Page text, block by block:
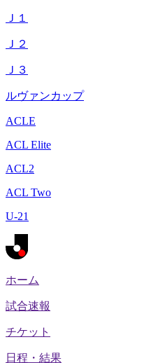
Ｊ１
Ｊ２
Ｊ３
ルヴァンカップ
ACLE
ACL Elite
ACL2
ACL Two
U-21
ホーム
試合速報
チケット
日程・結果